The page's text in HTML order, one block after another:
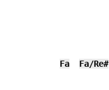
Fa Fa/Re#